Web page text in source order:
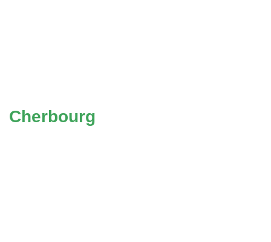
Cherbourg